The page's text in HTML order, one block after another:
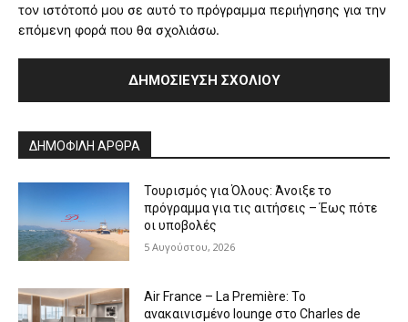
τον ιστότοπό μου σε αυτό το πρόγραμμα περιήγησης για την
επόμενη φορά που θα σχολιάσω.
ΔΗΜΟΦΙΛΗ ΑΡΘΡΑ
Τουρισμός για Όλους: Άνοιξε το
πρόγραμμα για τις αιτήσεις – Έως πότε
οι υποβολές
5 Αυγούστου, 2026
Air France – La Première: Το
ανακαινισμένο lounge στο Charles de